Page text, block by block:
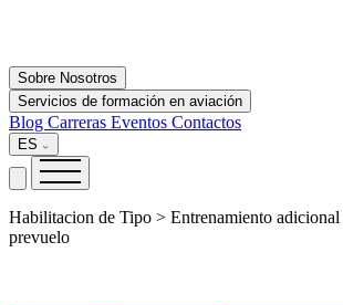
Sobre Nosotros
Servicios de formación en aviación
Blog Carreras Eventos Contactos
ES
Habilitacion de Tipo > Entrenamiento
prevuelo